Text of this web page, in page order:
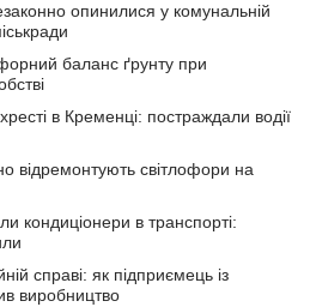
опинилися у комунальній
баланс ґрунту при
в Кременці: постраждали водії
відремонтують світлофори на
кондиціонери в транспорті:
справі: як підприємець із
виробництво